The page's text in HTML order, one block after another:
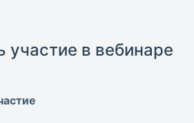
участие в вебинаре